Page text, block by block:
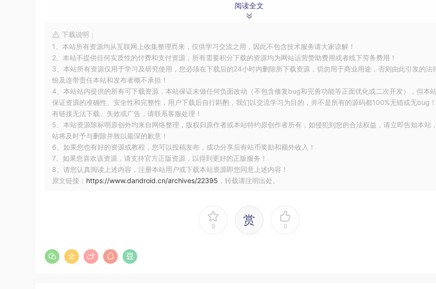
Oxc-parser
以在更短的时间内完成代码解析，从而提高整体开发效率。
Oxc-resolver：这款最快的 Node.js 兼容解析器，比 enhanced-resolve 快 28 倍。它有效解决了依赖解析
颈问题，让开发者能够更快速地定位和管理项目依赖。
Oxc-transform：在 TypeScript/JSX 转换方面，它比 SWC 快 4 倍。这使得开发者能够更快速地进行代码
和优化，提升开发体验。
Oxlint ：作为最快的 linter，它的速度比 ESLint 快 50-100 倍。Oxlint 帮助开发者更高效地发现和修复代码
潜在问题，确保代码质量。
Vitest：这款功能最齐全的 Web 应用程序测试运行器，为开发者提供了全面而高效的测试解决方案。它支持
：基于 Oxc 构建的最快打包器，它的性能比 esbuild 和其他 Rust 打包器都快。Rolldown 极大地
了打包效率，让开发者能够在更短的时间内完成项目的构建和部署。
这些工具已经被全球领先的工程团队广泛采用，包括
性能和实用价值得到了业界的一致认可，充分证明了 VoidZero 在 JavaScript 工具链领域的领先地位。
阅读全文
下载说明：
1、本站所有资源均从互联网上收集整理而来，仅供学习交流之用，因此不包含技术服务请大家谅解！
2、本站不提供任何实质性的付费和支付资源，所有需要积分下载的资源均为网站运营赞助费用或者线下劳务费用！
3、本站所有资源仅用于学习及研究使用，您必须在下载后的24小时内删除所下载资源，切勿用于商业用途，否则由此引发的法
纷及连带责任本站和发布者概不承担！
4、本站站内提供的所有可下载资源，本站保证未做任何负面改动（不包含修复bug和完善功能等正面优化或二次开发），但本
保证资源的准确性、安全性和完整性，用户下载后自行斟酌，我们以交流学习为目的，并不是所有的源码都100%无错或无bug
有链接无法下载、失效或广告，请联系客服处理！
5、本站资源除标明原创外均来自网络整理，版权归原作者或本站特约原创作者所有，如侵犯到您的合法权益，请立即告知本站
站将及时予与删除并致以最深的歉意！
6、如果您也有好的资源或教程，您可以投稿发布，成功分享后有站币奖励和额外收入！
7、如果您喜欢该资源，请支持官方正版资源，以得到更好的正版服务！
8、请您认真阅读上述内容，注册本站用户或下载本站资源即您同意上述内容！
原文链接： https://www.dandroid.cn/archives/22395 ，转载请注明出处。
0 赏 0